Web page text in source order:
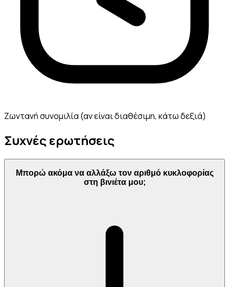
Ζωντανή συνομιλία (αν είναι διαθέσιμη, κάτω δεξιά)
Συχνές ερωτήσεις
Μπορώ ακόμα να αλλάξω τον αριθμό κυκλοφορίας
στη βινιέτα μου;